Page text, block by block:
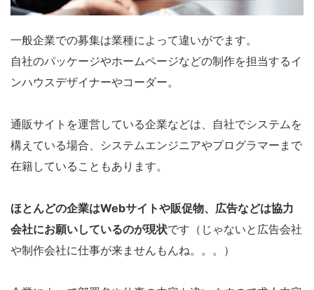
一般企業での募集は業種によって違いがでます。
自社のパッケージやホームページなどの制作を担当するイ
ンハウスデザイナーやコーダー。
通販サイトを運営している企業などは、自社でシステムを
構えている場合、システムエンジニアやプログラマーまで
在籍していることもあります。
ほとんどの企業はWebサイトや販促物、広告などは協力
会社にお願いしているのが現状です（じゃないと広告会社
や制作会社に仕事が来ませんもんね。。。）